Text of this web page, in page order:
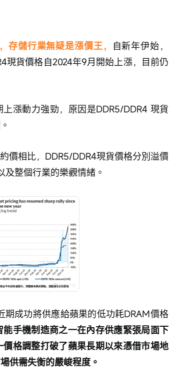
存儲行業無疑是漲價王，
自新年伊始，
現貨價格自2024年9月開始上漲，目前仍
漲動力強勁，原因是DDR5/DDR4 現貨
價相比，DDR5/DDR4現貨價格分別溢價
及整個行業的樂觀情緒。
成功將供應給蘋果的低功耗DRAM價格
手機制造商之一在內存供應緊張局面下
價格調整打破了蘋果長期以來憑借市場地
供需失衡的嚴峻程度。